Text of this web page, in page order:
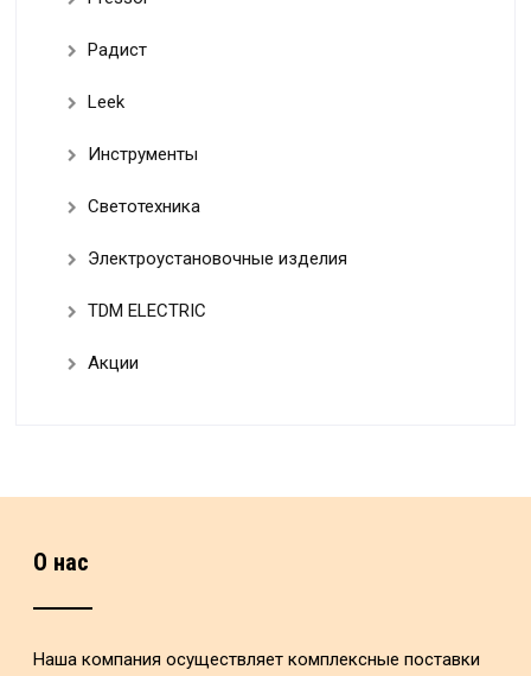
Радист
Leek
Инструменты
Светотехника
Электроустановочные изделия
TDM ELECTRIC
Акции
О нас
Наша компания осуществляет комплексные поставки